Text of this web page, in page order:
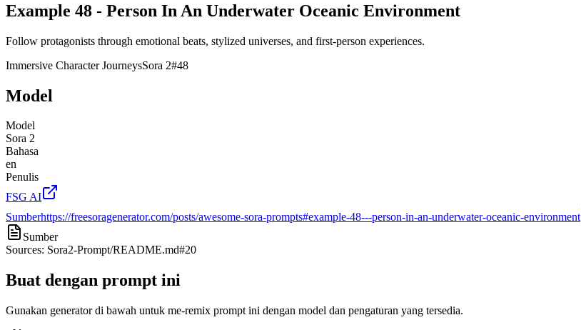
Example 48 - Person In An Underwater Oceanic Environment
Follow protagonists through emotional beats, stylized universes, and first-person experiences.
Immersive Character JourneysSora 2#48
Model
Model
Sora 2
Bahasa
en
Penulis
FSG AI
Sumberhttps://freesoragenerator.com/posts/awesome-sora-prompts#example-48---person-in-an-underwater-oceanic-environment
Sumber
Sources: Sora2-Prompt/README.md#20
Buat dengan prompt ini
Gunakan generator di bawah untuk me-remix prompt ini dengan model dan pengaturan yang tersedia.